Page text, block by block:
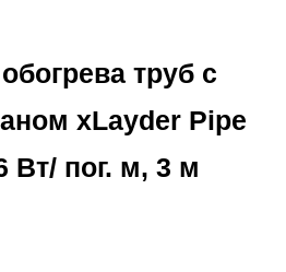
труб с
xLayder Pipe
Вт/ пог. м, 3 м